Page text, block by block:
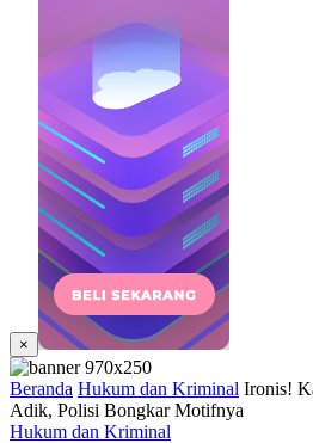
×
Beranda Hukum dan Kriminal Ironis!
Adik, Polisi Bongkar Motifnya
Hukum dan Kriminal